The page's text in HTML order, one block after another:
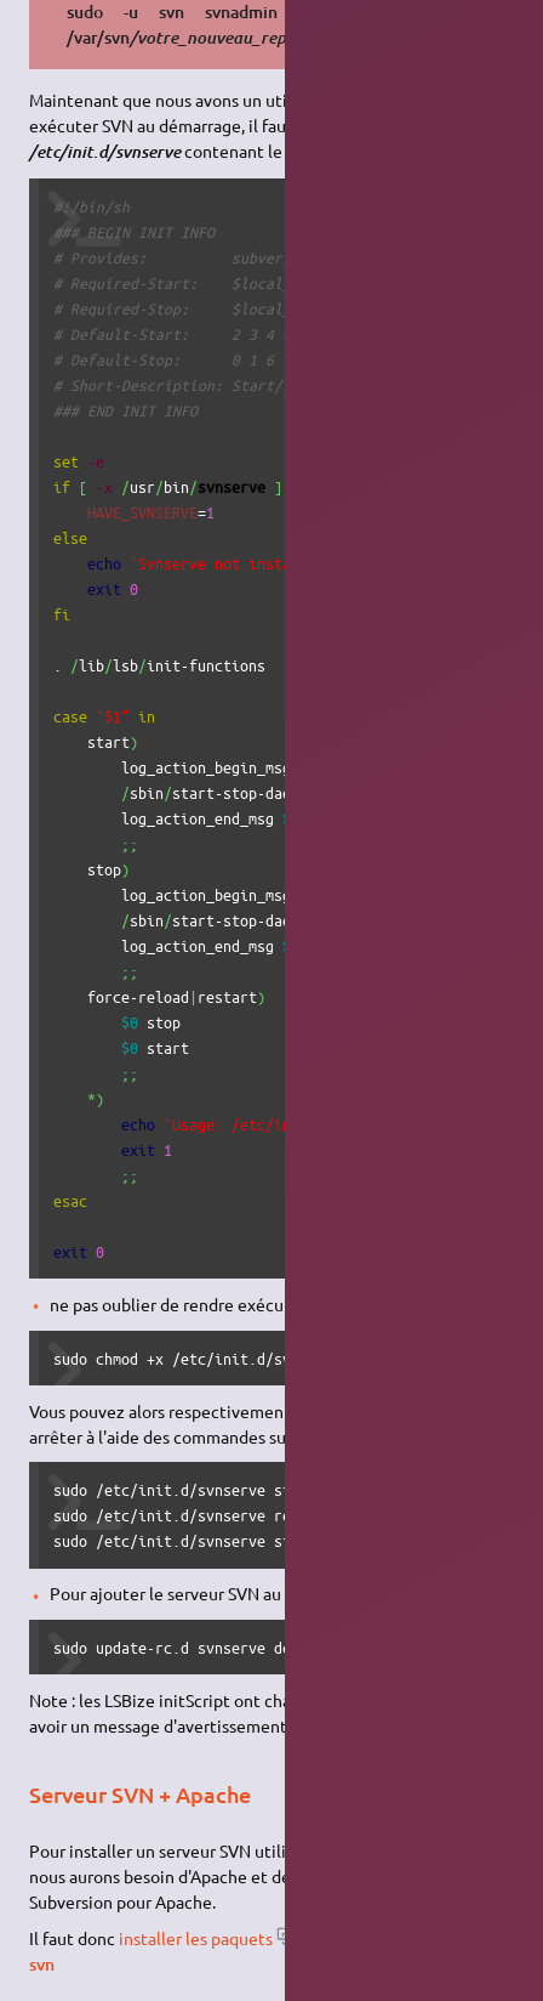
sudo -u svn svnadmin create
/var/svn/votre_nouveau_repository
Maintenant que nous avons un utilisateur spécifique, pour
exécuter SVN au démarrage, il faut créer un script exécutable
/etc/init.d/svnservecontenant le code :
#!/bin/sh
### BEGIN INIT INFO
# Provides:          subversion
# Required-Start:    $local_fs $remote_fs $network
# Required-Stop:     $local_fs $remote_fs $network
# Default-Start:     2 3 4 5
# Default-Stop:      0 1 6
# Short-Description: Start/stop subversion daemon
### END INIT INFO
set -e
if [ -x /usr/bin/svnserve ]
HAVE_SVNSERVE=1
else
echo "Svnserve not installed."
exit 0
fi
/lib/lsb/init-functions
case "$1" in
    start
)
        log_action_begin_msg
/sbin/start-stop-daemon
        log_action_end_msg
$?
;;
    stop
)
        log_action_begin_msg
/sbin/start-stop-daemon
        log_action_end_msg
$?
;;
    force-reload
| restart)
$0 stop
$0 start
;;
*)
echo "Usage: /etc/init.d/svnserve
exit 1
;;
esac
exit 0
ne pas oublier de rendre exécutable le script :
sudo chmod +x /etc/init.d/svnserve
Vous pouvez alors respectivement le démarrer, redémarrer et
arrêter à l'aide des commandes suivantes :
sudo /etc/init.d/svnserve start
sudo /etc/init.d/svnserve restart
sudo /etc/init.d/svnserve stop
Pour ajouter le serveur SVN au démarrage de la machine :
sudo update-rc.d svnserve defaults
Note : les LSBize initScript ont changé de format; vous pouvez
avoir un message d'avertissement en retour.
Serveur SVN + Apache
Pour installer un serveur SVN utilisant le serveur web
nous aurons besoin d'Apache et de la bibliothèque de
Subversion pour Apache.
Il faut donc installer les paquets
svn